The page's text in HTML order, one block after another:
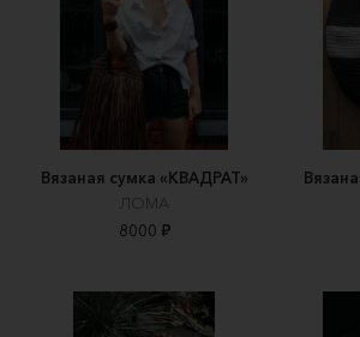
Вязаная сумка «КВАДРАТ»
ЛОМА
8000 ₽